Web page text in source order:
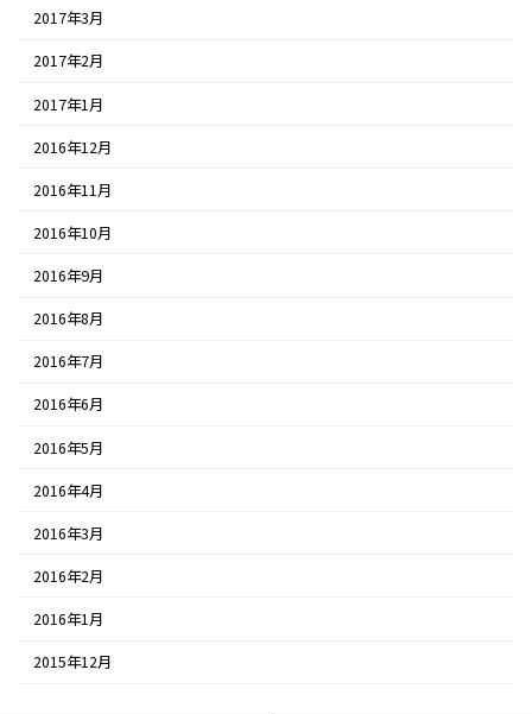
2017年3月
2017年2月
2017年1月
2016年12月
2016年11月
2016年10月
2016年9月
2016年8月
2016年7月
2016年6月
2016年5月
2016年4月
2016年3月
2016年2月
2016年1月
2015年12月